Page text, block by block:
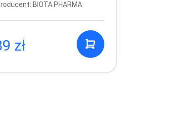
BIOTA PHARMA
zł